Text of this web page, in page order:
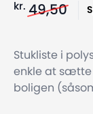
kr. 49,50
Stukliste i
enkle at sætte
boligen